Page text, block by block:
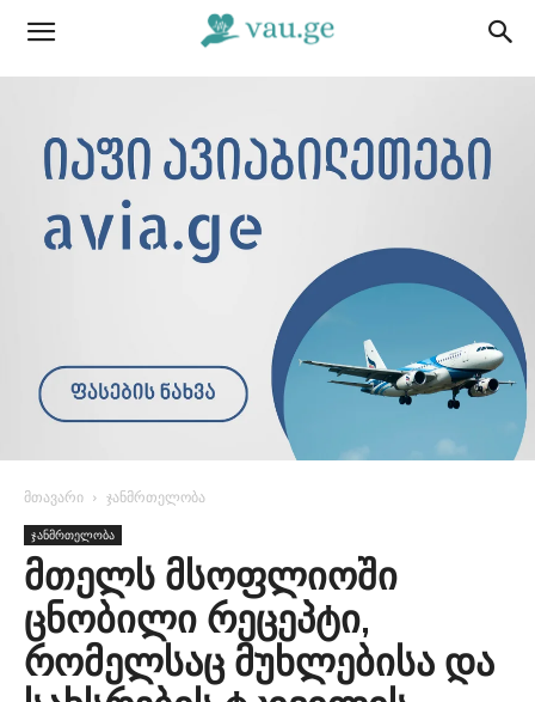
მთავარი ჯანმრთელობა
ჯანმრთელობა
მთელს მსოფლიოში
ცნობილი რეცეპტი,
რომელსაც მუხლებისა და